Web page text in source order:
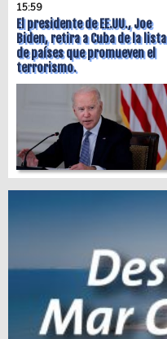
15:59
El presidente de EE.UU., Joe
Biden, retira a Cuba de la lista
de países que promueven el
terrorismo.